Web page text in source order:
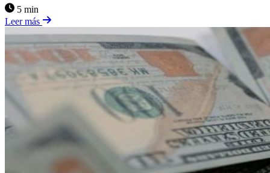
5 min
Leer más